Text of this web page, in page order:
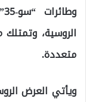
الروسية،
متعددة.
ويأتي العرض